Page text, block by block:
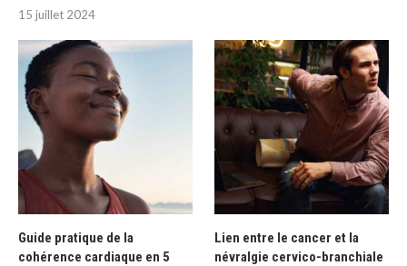
15 juillet 2024
Guide pratique de la
cohérence cardiaque en 5
Lien entre le cancer et la
névralgie cervico-branchiale